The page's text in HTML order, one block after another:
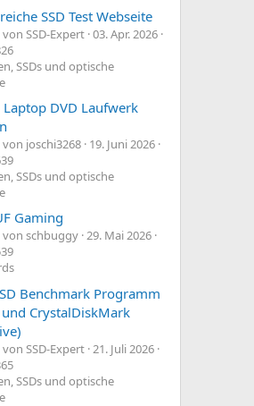
SSD Test Webseite
SSD-Expert 03. Apr. 2026
SSDs und optische
DVD Laufwerk
joschi3268 19. Juni 2026
SSDs und optische
Gaming
von schbuggy 29. Mai 2026
Benchmark Programm
und CrystalDiskMark
SSD-Expert 21. Juli 2026
SSDs und optische